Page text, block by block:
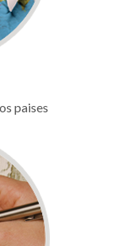
paises